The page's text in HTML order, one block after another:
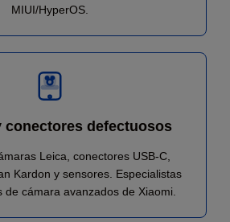
MIUI/HyperOS.
conectores defectuosos
Leica, conectores USB-C,
Kardon y sensores. Especialistas
de cámara avanzados de Xiaomi.